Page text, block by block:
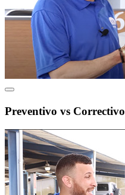
Preventivo vs Correctivo